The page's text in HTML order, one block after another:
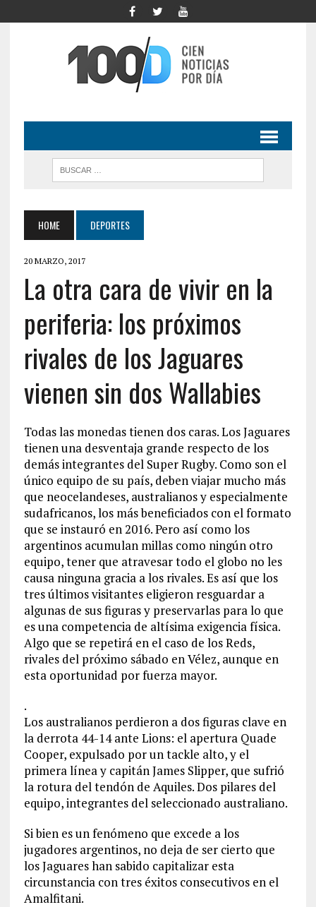
HOME DEPORTES
20 MARZO, 2017
La otra cara de vivir en la
periferia: los próximos
rivales de los Jaguares
vienen sin dos Wallabies
Todas las monedas tienen dos caras. Los Jaguares
tienen una desventaja grande respecto de los
demás integrantes del Super Rugby. Como son el
único equipo de su país, deben viajar mucho más
que neocelandeses, australianos y especialmente
sudafricanos, los más beneficiados con el formato
que se instauró en 2016. Pero así como los
argentinos acumulan millas como ningún otro
equipo, tener que atravesar todo el globo no les
causa ninguna gracia a los rivales. Es así que los
tres últimos visitantes eligieron resguardar a
algunas de sus figuras y preservarlas para lo que
es una competencia de altísima exigencia física.
Algo que se repetirá en el caso de los Reds,
rivales del próximo sábado en Vélez, aunque en
esta oportunidad por fuerza mayor.
.
Los australianos perdieron a dos figuras clave en
la derrota 44-14 ante Lions: el apertura Quade
Cooper, expulsado por un tackle alto, y el
primera línea y capitán James Slipper, que sufrió
la rotura del tendón de Aquiles. Dos pilares del
equipo, integrantes del seleccionado australiano.
Si bien es un fenómeno que excede a los
jugadores argentinos, no deja de ser cierto que
los Jaguares han sabido capitalizar esta
circunstancia con tres éxitos consecutivos en el
Amalfitani.